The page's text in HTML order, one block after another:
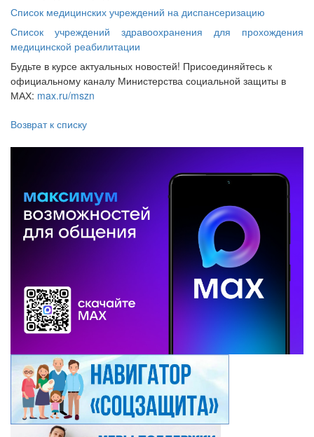
Список медицинских учреждений на диспансеризацию
Список учреждений здравоохранения для прохождения
медицинской реабилитации
Будьте в курсе актуальных новостей! Присоединяйтесь к
официальному каналу Министерства социальной защиты в
МАХ: max.ru/mszn
Возврат к списку